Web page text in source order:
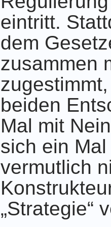
eintritt.
dem
zusammen
beiden
Mal mit
sich ein
vermutlich
„Strategie“